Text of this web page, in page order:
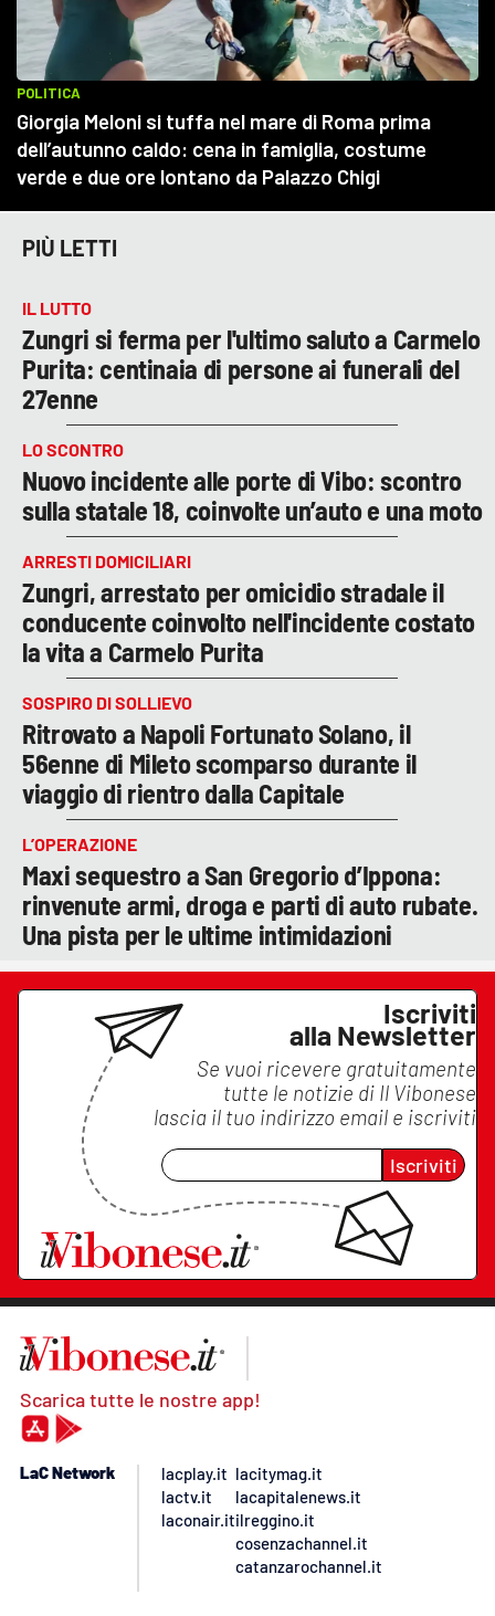
PIÙ LETTI
IL LUTTO
Zungri si ferma per l'ultimo saluto a Carmelo
Purita: centinaia di persone ai funerali del
27enne
LO SCONTRO
Nuovo incidente alle porte di Vibo: scontro
sulla statale 18, coinvolte un’auto e una moto
ARRESTI DOMICILIARI
Zungri, arrestato per omicidio stradale il
conducente coinvolto nell'incidente costato
la vita a Carmelo Purita
SOSPIRO DI SOLLIEVO
Ritrovato a Napoli Fortunato Solano, il
56enne di Mileto scomparso durante il
viaggio di rientro dalla Capitale
L’OPERAZIONE
Maxi sequestro a San Gregorio d’Ippona:
rinvenute armi, droga e parti di auto rubate.
Una pista per le ultime intimidazioni
Iscriviti
alla Newsletter
Se vuoi ricevere gratuitamente
tutte le notizie di Il Vibonese
lascia il tuo indirizzo email e iscriviti
Iscriviti
Scarica tutte le nostre app!
LaC Network
lacplay.it
lactv.it
laconair.it
lacitymag.it
lacapitalenews.it
ilreggino.it
cosenzachannel.it
catanzarochannel.it